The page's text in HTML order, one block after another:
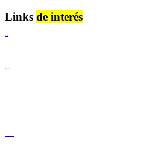
Links de interés